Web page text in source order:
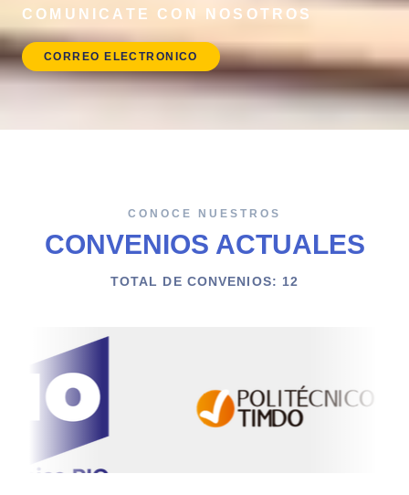
COMUNICATE CON NOSOTROS
CORREO ELECTRONICO
CONOCE NUESTROS
CONVENIOS ACTUALES
TOTAL DE CONVENIOS: 12